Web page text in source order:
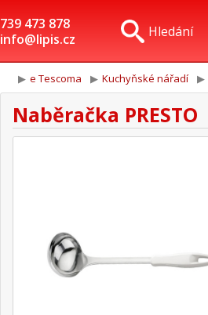
739 473 878
info@lipis.cz
Hledání
e Tescoma Kuchyňské nářadí
Naběračka PRESTO